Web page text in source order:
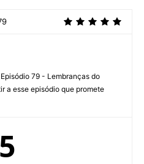
79 - Lembranças do
a esse episódio que promete
5